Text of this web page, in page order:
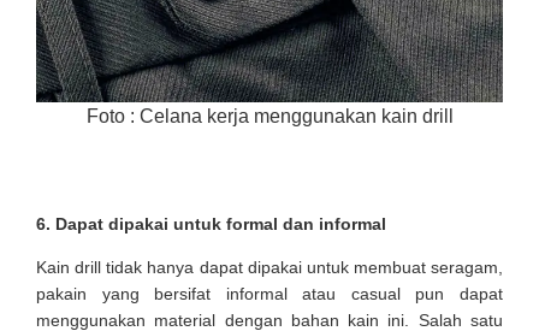
Foto : Celana kerja menggunakan kain drill
6. Dapat dipakai untuk formal dan informal
Kain drill tidak hanya dapat dipakai untuk membuat seragam,
pakain yang bersifat informal atau casual pun dapat
menggunakan material dengan bahan kain ini. Salah satu